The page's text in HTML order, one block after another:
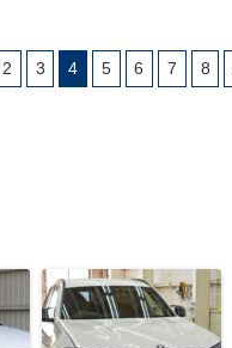
2 3 4 5 6 7 8